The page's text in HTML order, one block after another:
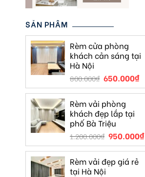
SẢN PHẨM
Rèm cửa phòng
khách cản sáng tại
Hà Nội
800.000₫ 650.000₫
Rèm vải phòng
khách đẹp lắp tại
phố Bà Triệu
1.200.000₫ 950.000₫
Rèm vải đẹp giá rẻ
tại Hà Nội